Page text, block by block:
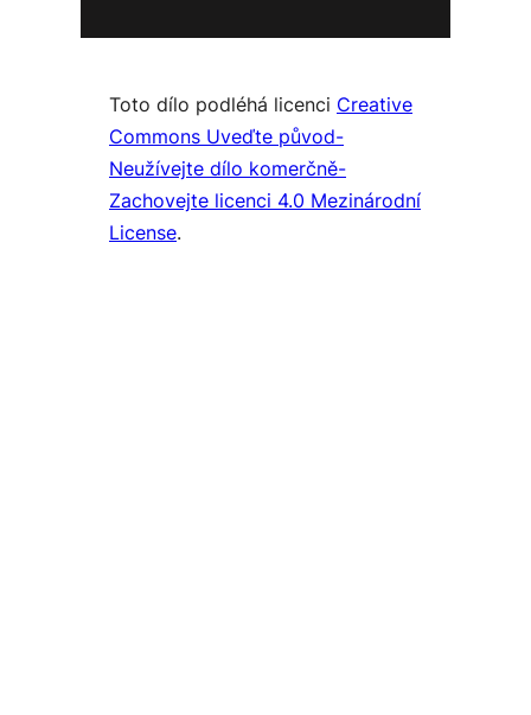
Toto dílo podléhá licenci Creative
Commons Uveďte původ-
Neužívejte dílo komerčně-
Zachovejte licenci 4.0 Mezinárodní
License.